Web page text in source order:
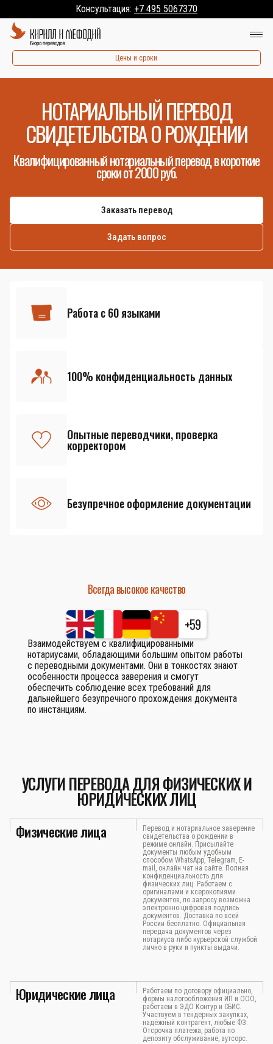
Консультация: +7 495 5067370
Цены и сроки
НОТАРИАЛЬНЫЙ ПЕРЕВОД
СВИДЕТЕЛЬСТВА О РОЖДЕНИИ
Квалифицированный нотариальный перевод в короткие
сроки от 2000 руб.
Заказать перевод
Задать вопрос
Работа с 60 языками
100% конфиденциальность данных
Опытные переводчики, проверка
корректором
Безупречное оформление документации
Всегда высокое качество
+59
Взаимодействуем с квалифицированными
нотариусами, обладающими большим опытом работы
с переводными документами. Они в тонкостях знают
особенности процесса заверения и смогут
обеспечить соблюдение всех требований для
дальнейшего безупречного прохождения документа
по инстанциям.
УСЛУГИ ПЕРЕВОДА ДЛЯ ФИЗИЧЕСКИХ И
ЮРИДИЧЕСКИХ ЛИЦ
Физические лица
Перевод и нотариальное заверение
свидетельства о рождении в
режиме онлайн. Присылайте
документы любым удобным
способом WhatsApp, Telegram, E-
mail, онлайн чат на сайте. Полная
конфиденциальность для
физических лиц. Работаем с
оригиналами и ксерокопиями
документов, по запросу возможна
электронно-цифровая подпись
документов. Доставка по всей
России бесплатно. Официальная
передача документов через
нотариуса либо курьерской службой
лично в руки и пункты выдачи.
Юридические лица
Работаем по договору официально,
формы налогообложения ИП и ООО,
работаем в ЭДО Контур и СБИС.
Участвуем в тендерных закупках,
надёжный контрагент, любые ФЗ.
Отсрочка платежа, работа по
депозиту обслуживание, аутсорс.